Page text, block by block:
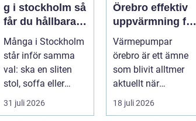
g i stockholm så
får du hållbara
och vackra
möbler
Många i Stockholm
står inför samma
val: ska en sliten
stol, soffa eller
fåtölj slängas,
säljas billi...
31 juli 2026
Örebro effektiv
uppvärmning för
hus och
fastigheter
Värmepumpar
örebro är ett ämne
som blivit alltmer
aktuellt när
energipriser stiger
och fler vill sän...
18 juli 2026